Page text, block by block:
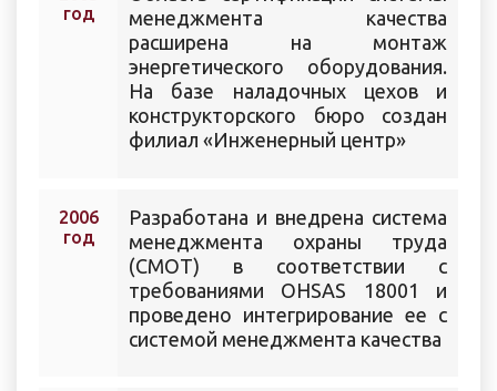
год
менеджмента качества
расширена на монтаж
энергетического оборудования.
На базе наладочных цехов и
конструкторского бюро создан
филиал «Инженерный центр»
2006
год
Разработана и внедрена система
менеджмента охраны труда
(СМОТ) в соответствии с
требованиями OHSAS 18001 и
проведено интегрирование ее с
системой менеджмента качества